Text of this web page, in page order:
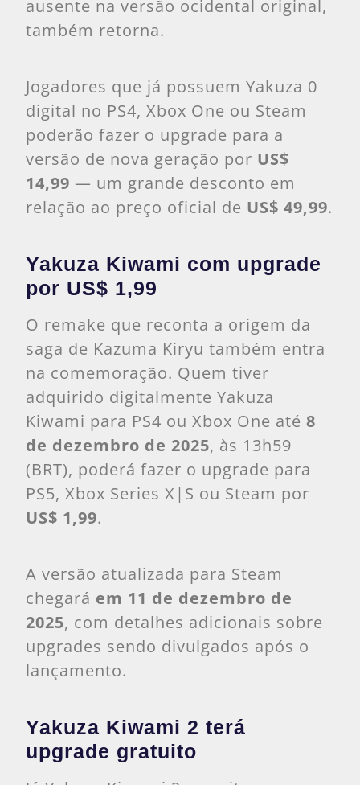
ausente na versão ocidental original,
também retorna.
Jogadores que já possuem Yakuza 0
digital no PS4, Xbox One ou Steam
poderão fazer o upgrade para a
versão de nova geração por US$
14,99 — um grande desconto em
relação ao preço oficial de US$ 49,99.
Yakuza Kiwami com upgrade
por US$ 1,99
O remake que reconta a origem da
saga de Kazuma Kiryu também entra
na comemoração. Quem tiver
adquirido digitalmente Yakuza
Kiwami para PS4 ou Xbox One até 8
de dezembro de 2025, às 13h59
(BRT), poderá fazer o upgrade para
PS5, Xbox Series X|S ou Steam por
US$ 1,99.
A versão atualizada para Steam
chegará em 11 de dezembro de
2025, com detalhes adicionais sobre
upgrades sendo divulgados após o
lançamento.
Yakuza Kiwami 2 terá
upgrade gratuito